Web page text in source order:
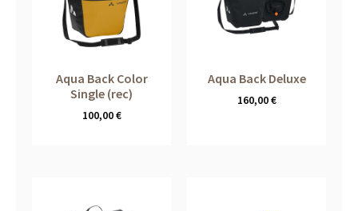
Aqua Back Color
Single (rec)
100,00€
Aqua Back Deluxe
160,00€